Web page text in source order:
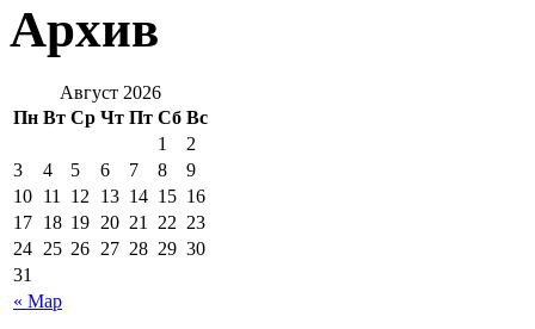
Архив
Август 2026
Пн Вт Ср Чт Пт Сб Вс
« Мар
1
2
3
4 5 6 7 8
9
10 11 12 13 14 15 16
17 18 19 20 21 22 23
24 25 26 27 28 29 30
31